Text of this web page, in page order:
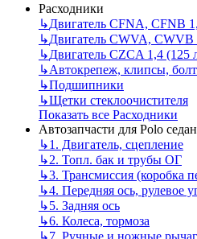
Расходники
↳Двигатель CFNA, CFNB
↳Двигатель CWVA, CWVB
↳Двигатель CZCA 1,4 (125
↳Автокрепеж, клипсы,
↳Подшипники
↳Щетки стеклоочистителя
Показать все Расходники
Автозапчасти для Polo седан
↳1. Двигатель, сцепление
↳2. Топл. бак и трубы ОГ
↳3. Трансмиссия (коробка
↳4. Передняя ось, рулевое
↳5. Задняя ось
↳6. Колеса, тормоза
↳7. Ручные и ножные